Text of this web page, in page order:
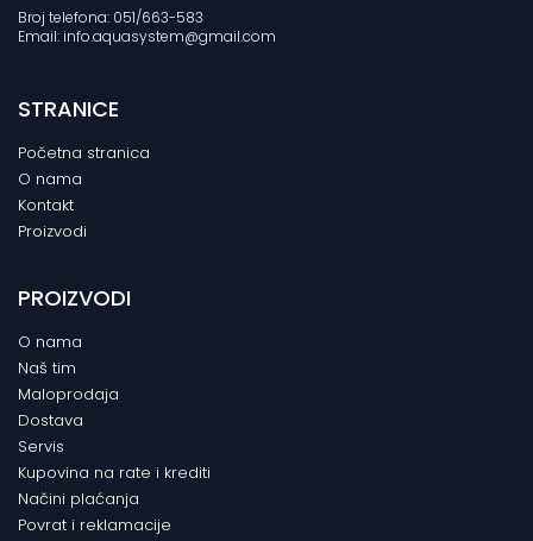
Broj telefona: 051/663-583
Email: info.aquasystem@gmail.com
STRANICE
Početna stranica
O nama
Kontakt
Proizvodi
PROIZVODI
O nama
Naš tim
Maloprodaja
Dostava
Servis
Kupovina na rate i krediti
Načini plaćanja
Povrat i reklamacije